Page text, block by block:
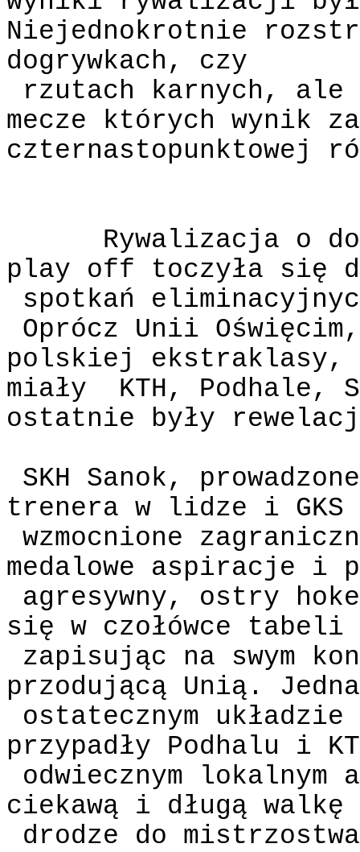
Niejednokrotnie
dogrywkach, czy
rzutach karnych,
mecze których wynik
czternastopunktowej
Rywalizacja o
play off toczyła się
spotkań
Oprócz Unii
polskiej ekstraklasy,
miały
KTH, Podhale,
ostatnie były
SKH Sanok,
trenera w lidze i GKS
wzmocnione
medalowe aspiracje i
agresywny, ostry
się w czołówce tabeli
zapisując na swym
przodującą Unią.
ostatecznym
przypadły Podhalu i
odwiecznym lokalnym
ciekawą i długą walkę
drodze do